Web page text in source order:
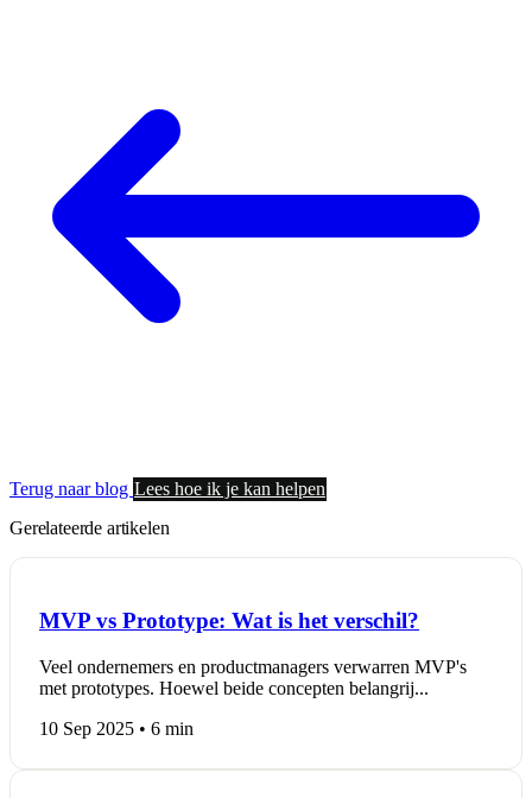
Terug naar blog Lees hoe ik je kan helpen
Gerelateerde artikelen
MVP vs Prototype: Wat is het verschil?
Veel ondernemers en productmanagers verwarren MVP's
met prototypes. Hoewel beide concepten belangrij...
10 Sep 2025 • 6 min